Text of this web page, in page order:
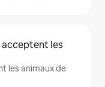
acceptent les
les animaux de